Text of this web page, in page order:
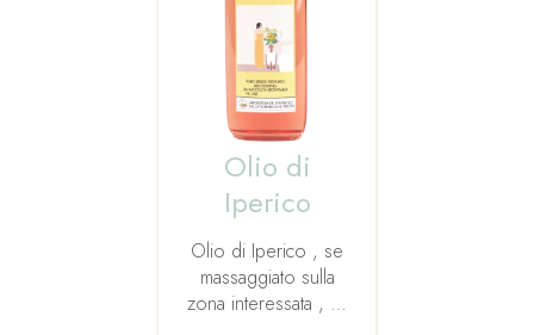
Olio di
Iperico
Olio di Iperico , se
massaggiato sulla
zona interessata , …